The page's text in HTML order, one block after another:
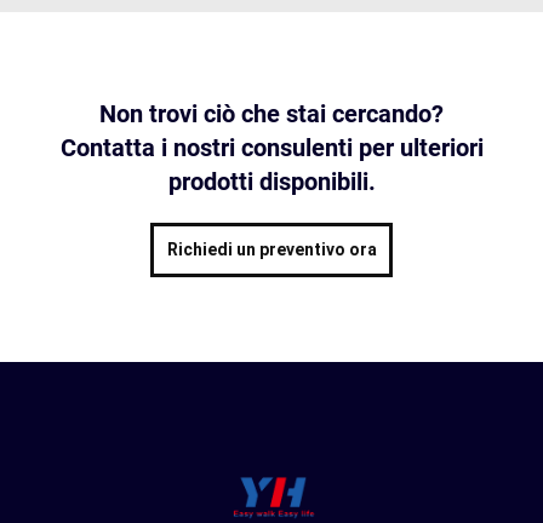
Non trovi ciò che stai cercando?
Contatta i nostri consulenti per ulteriori
prodotti disponibili.
Richiedi un preventivo ora